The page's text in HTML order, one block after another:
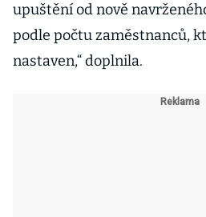
upuštění od nově
podle počtu zaměstnanců,
nastaven,“ doplnila.